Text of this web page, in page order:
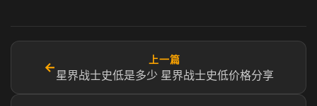
←
上一篇
星界战士史低是多少 星界战士史低价格分享